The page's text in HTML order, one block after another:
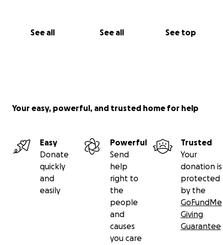
See all See all See top
Your easy, powerful, and trusted home for help
Easy
Donate
quickly
and
easily
Powerful
Send
help
right to
the
people
and
causes
you care
Trusted
Your
donation is
protected
by the
GoFundMe
Giving
Guarantee